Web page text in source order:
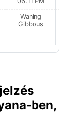
Waning
Gibbous
ben,